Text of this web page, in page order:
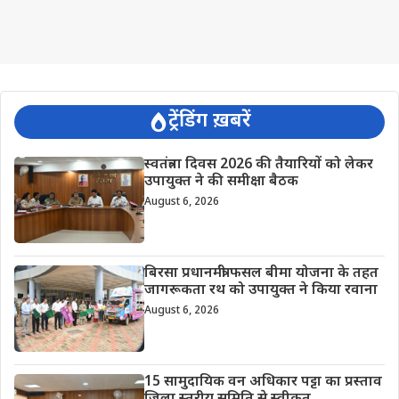
ट्रेंडिंग ख़बरें
स्वतंत्रता दिवस 2026 की तैयारियों को लेकर
उपायुक्त ने की समीक्षा बैठक
August 6, 2026
बिरसा प्रधानमंत्री फसल बीमा योजना के तहत
जागरूकता रथ को उपायुक्त ने किया रवाना
August 6, 2026
15 सामुदायिक वन अधिकार पट्टा का प्रस्ताव